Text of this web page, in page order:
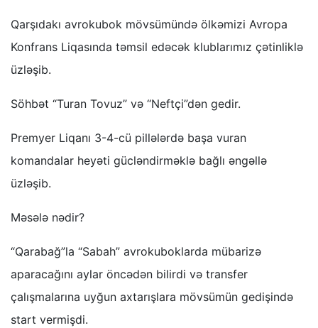
Qarşıdakı avrokubok mövsümündə ölkəmizi Avropa
Konfrans Liqasında təmsil edəcək klublarımız çətinliklə
üzləşib.
Söhbət “Turan Tovuz” və “Neftçi”dən gedir.
Premyer Liqanı 3-4-cü pillələrdə başa vuran
komandalar heyəti gücləndirməklə bağlı əngəllə
üzləşib.
Məsələ nədir?
“Qarabağ”la “Sabah” avrokuboklarda mübarizə
aparacağını aylar öncədən bilirdi və transfer
çalışmalarına uyğun axtarışlara mövsümün gedişində
start vermişdi.